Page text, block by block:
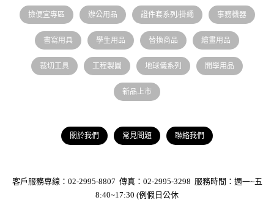
撿便宜專區 辦公用品 證件套系列/掛繩 事務機器
書寫用具 學生用品 替換商品 繪畫用品
裁切工具 工程製圖 地球儀系列 開學用品
新品上市
關於我們 常見問題 聯絡我們
客戶服務專線：02-2995-8807 傳真：02-2995-3298 服務時間：週一~五
8:40~17:30 (例假日公休